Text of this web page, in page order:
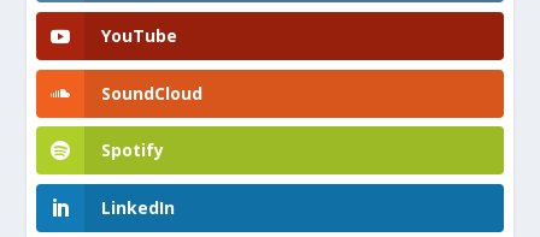
YouTube
SoundCloud
Spotify
LinkedIn